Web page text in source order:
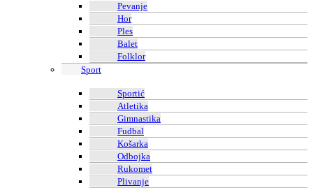
Pevanje
Hor
Ples
Balet
Folklor
Sport
Sportić
Atletika
Gimnastika
Fudbal
Košarka
Odbojka
Rukomet
Plivanje